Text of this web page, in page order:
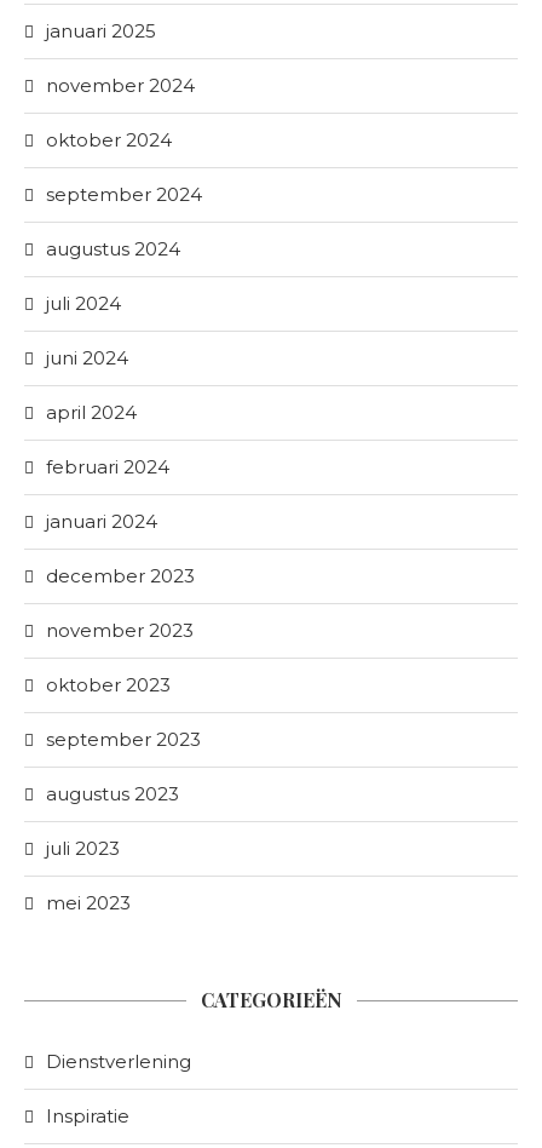
januari 2025
november 2024
oktober 2024
september 2024
augustus 2024
juli 2024
juni 2024
april 2024
februari 2024
januari 2024
december 2023
november 2023
oktober 2023
september 2023
augustus 2023
juli 2023
mei 2023
CATEGORIEËN
Dienstverlening
Inspiratie